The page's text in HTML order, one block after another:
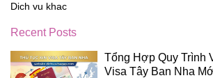
Dich vu khac
Recent Posts
Tổng Hợp Quy Trình
Visa Tây Ban Nha